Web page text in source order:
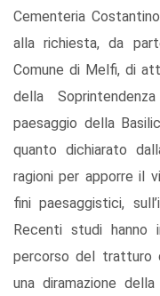
Cementeria
alla richiesta, da
Comune di Melfi, di
della
paesaggio della
quanto dichiarato
ragioni per apporre il
fini paesaggistici,
Recenti studi hanno
percorso del tratturo
una diramazione